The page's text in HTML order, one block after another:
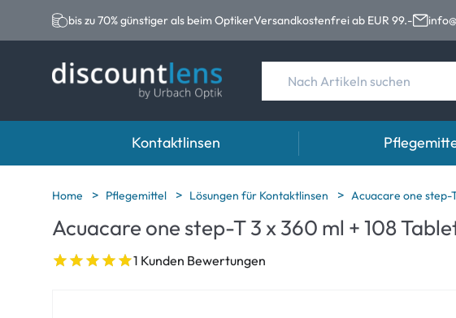
bis zu 70% günstiger als beim OptikerVersandkostenfrei ab EUR 99.-
Kontaktlinsen
Marken
Acuvue
Ultra
Kategorie
Sphärische Linsen
Torische Linsen
Marken
Eversee
Home Pflegemittel Lösungen für Kontaktlinsen Acuacare one step-
Acuacare one step-T 3 x 360 ml + 108
1 Kunden Bewertungen